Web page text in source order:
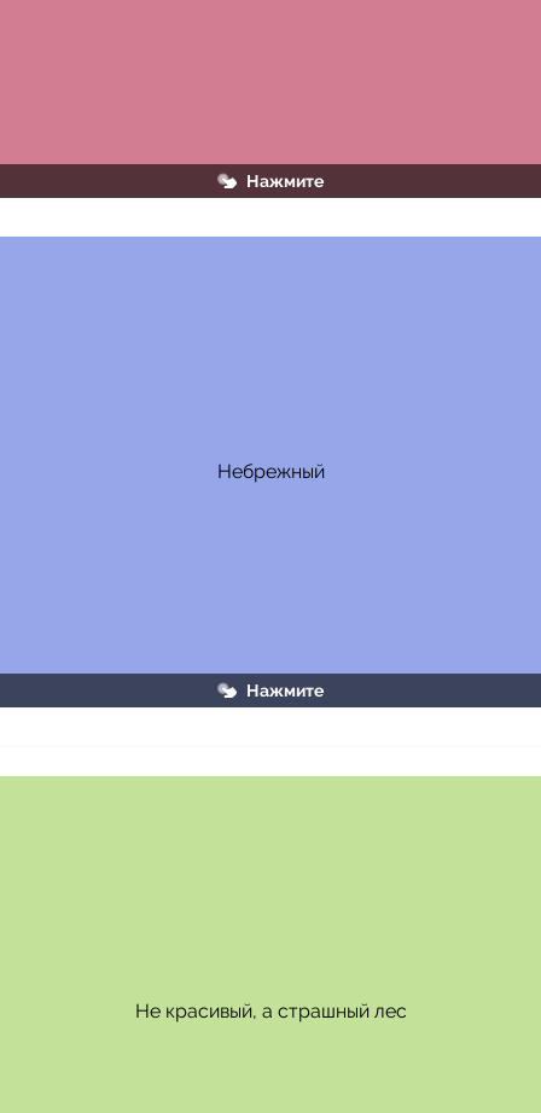
Нажмите
Небрежный
Нажмите
Это слово без НЕ не употребляется
Не красивый, а страшный лес
В этом примере есть противопоставление с союзом
«а»